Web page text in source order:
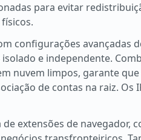
para evitar
configurações avançadas
e independente.
nuvem limpos, garante
de contas na raiz. Os
extensões de navegador,